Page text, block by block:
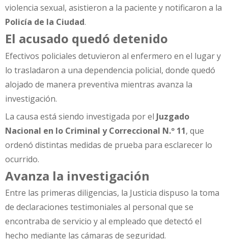
violencia sexual, asistieron a la paciente y notificaron a la
Policía de la Ciudad.
El acusado quedó detenido
Efectivos policiales detuvieron al enfermero en el lugar y
lo trasladaron a una dependencia policial, donde quedó
alojado de manera preventiva mientras avanza la
investigación.
La causa está siendo investigada por el Juzgado
Nacional en lo Criminal y Correccional N.º 11, que
ordenó distintas medidas de prueba para esclarecer lo
ocurrido.
Avanza la investigación
Entre las primeras diligencias, la Justicia dispuso la toma
de declaraciones testimoniales al personal que se
encontraba de servicio y al empleado que detectó el
hecho mediante las cámaras de seguridad.